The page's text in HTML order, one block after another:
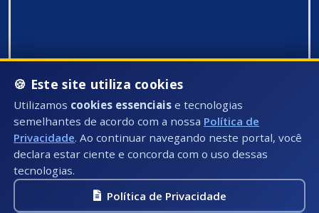
🍪 Este site utiliza cookies
Utilizamos cookies essenciais e tecnologias
semelhantes de acordo com a nossa Política de
Privacidade. Ao continuar navegando neste portal, você
declara estar ciente e concorda com o uso dessas
tecnologias.
Política de Privacidade